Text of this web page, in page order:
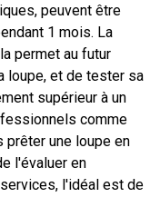
peuvent être
1 mois. La
permet au futur
loupe, et de tester sa
supérieur à un
comme
prêter une loupe en
l'évaluer en
l'idéal est de